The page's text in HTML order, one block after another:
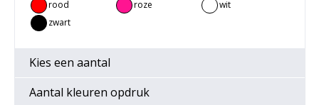
rood
roze
wit
zwart
Kies een aantal
Aantal kleuren opdruk